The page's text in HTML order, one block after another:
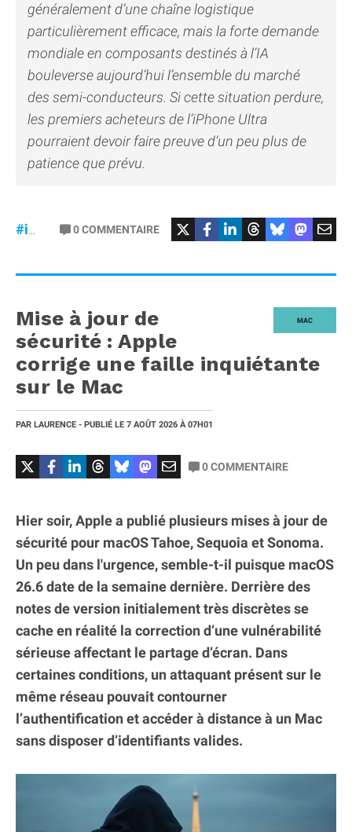
généralement d’une chaîne logistique
particulièrement efficace, mais la forte demande
mondiale en composants destinés à l’IA
bouleverse aujourd’hui l’ensemble du marché
des semi-conducteurs. Si cette situation perdure,
les premiers acheteurs de l’iPhone Ultra
pourraient devoir faire preuve d’un peu plus de
patience que prévu.
#iPhoneUltra #RAM
0COMMENTAIRE
MAC
Mise à jour de
sécurité : Apple
corrige une faille inquiétante
sur le Mac
PAR LAURENCE - PUBLIÉ LE 7 AOÛT 2026 À 07H01
0COMMENTAIRE
Hier soir, Apple a publié plusieurs mises à jour de
sécurité pour macOS Tahoe, Sequoia et Sonoma.
Un peu dans l'urgence, semble-t-il puisque macOS
26.6 date de la semaine dernière. Derrière des
notes de version initialement très discrètes se
cache en réalité la correction d’une vulnérabilité
sérieuse affectant le partage d’écran. Dans
certaines conditions, un attaquant présent sur le
même réseau pouvait contourner
l’authentification et accéder à distance à un Mac
sans disposer d’identifiants valides.